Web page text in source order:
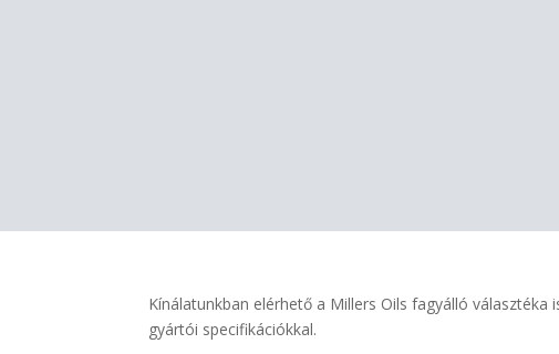
Kínálatunkban elérhető a Millers Oils fagyálló
gyártói specifikációkkal.